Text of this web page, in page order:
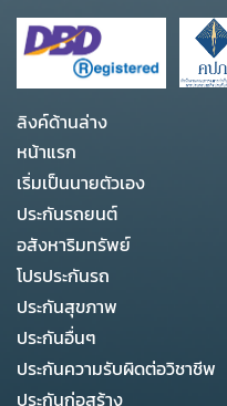
ลิงค์ด้านล่าง
หน้าแรก
เริ่มเป็นนายตัวเอง
ประกันรถยนต์
อสังหาริมทรัพย์
โปรประกันรถ
ประกันสุขภาพ
ประกันอื่นๆ
ประกันความรับผิดต่อวิชาชีพ
ประกันก่อสร้าง